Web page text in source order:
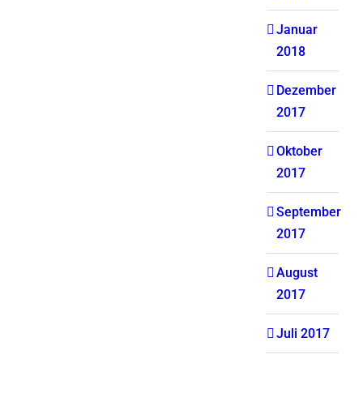
Januar
2018
Dezember
2017
Oktober
2017
September
2017
August
2017
Juli 2017